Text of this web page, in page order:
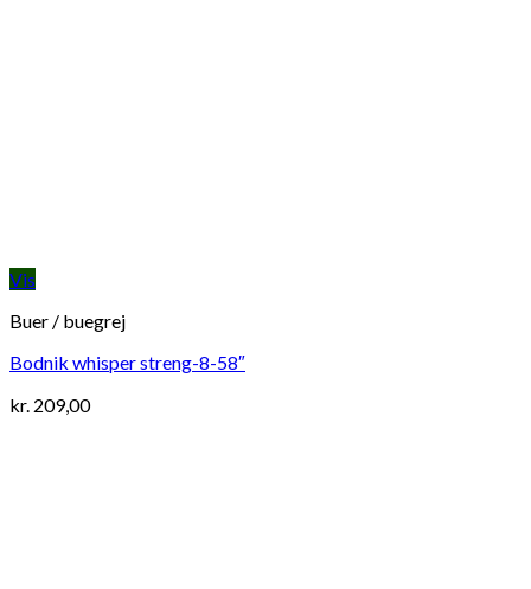
Vis
Buer / buegrej
Bodnik whisper streng-8-58″
kr. 209,00